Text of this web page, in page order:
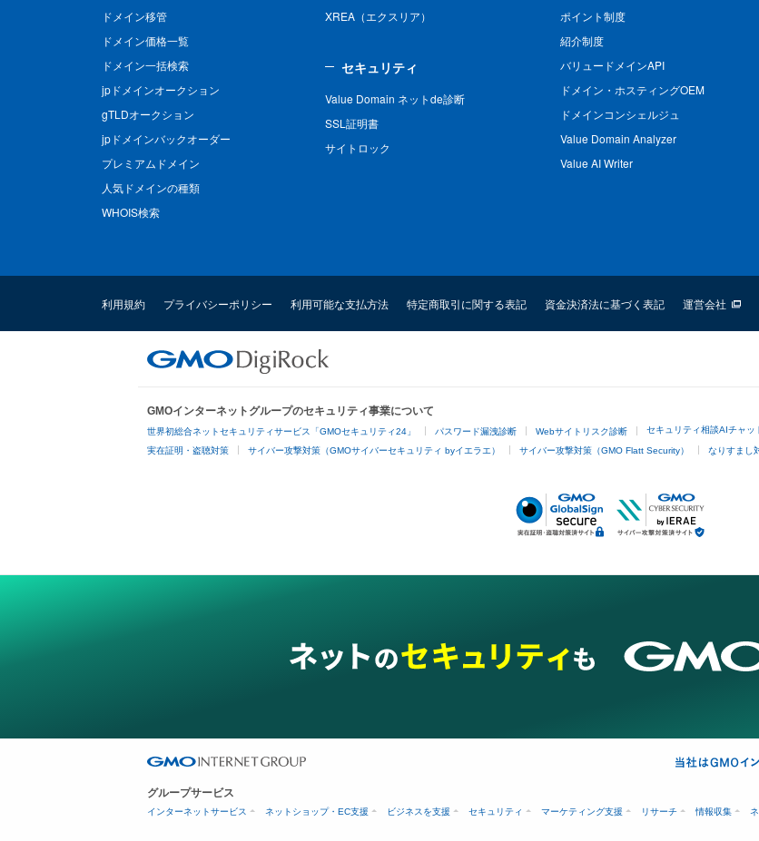
ドメイン移管
ドメイン価格一覧
ドメイン一括検索
jpドメインオークション
gTLDオークション
jpドメインバックオーダー
プレミアムドメイン
人気ドメインの種類
WHOIS検索
XREA（エクスリア）
セキュリティ
Value Domain ネットde診断
SSL証明書
サイトロック
ポイント制度
紹介制度
バリュードメインAPI
ドメイン・ホスティングOEM
ドメインコンシェルジュ
Value Domain Analyzer
Value AI Writer
利用規約 プライバシーポリシー 利用可能な支払方法 特定商取引に関する表記 資金決済法に基づく表記 運営会社
GMOインターネットグループのセキュリティ事業について
世界初総合ネットセキュリティサービス「GMOセキュリティ24」 パスワード漏洩診断 Webサイトリスク診断 セキュリティ相談AIチャッ
実在証明・盗聴対策 サイバー攻撃対策（GMOサイバーセキュリティ byイエラエ） サイバー攻撃対策（GMO Flatt Security） なりすまし
グループサービス
インターネットサービス ネットショップ・EC支援 ビジネスを支援 セキュリティ マーケティング支援 リサーチ 情報収集